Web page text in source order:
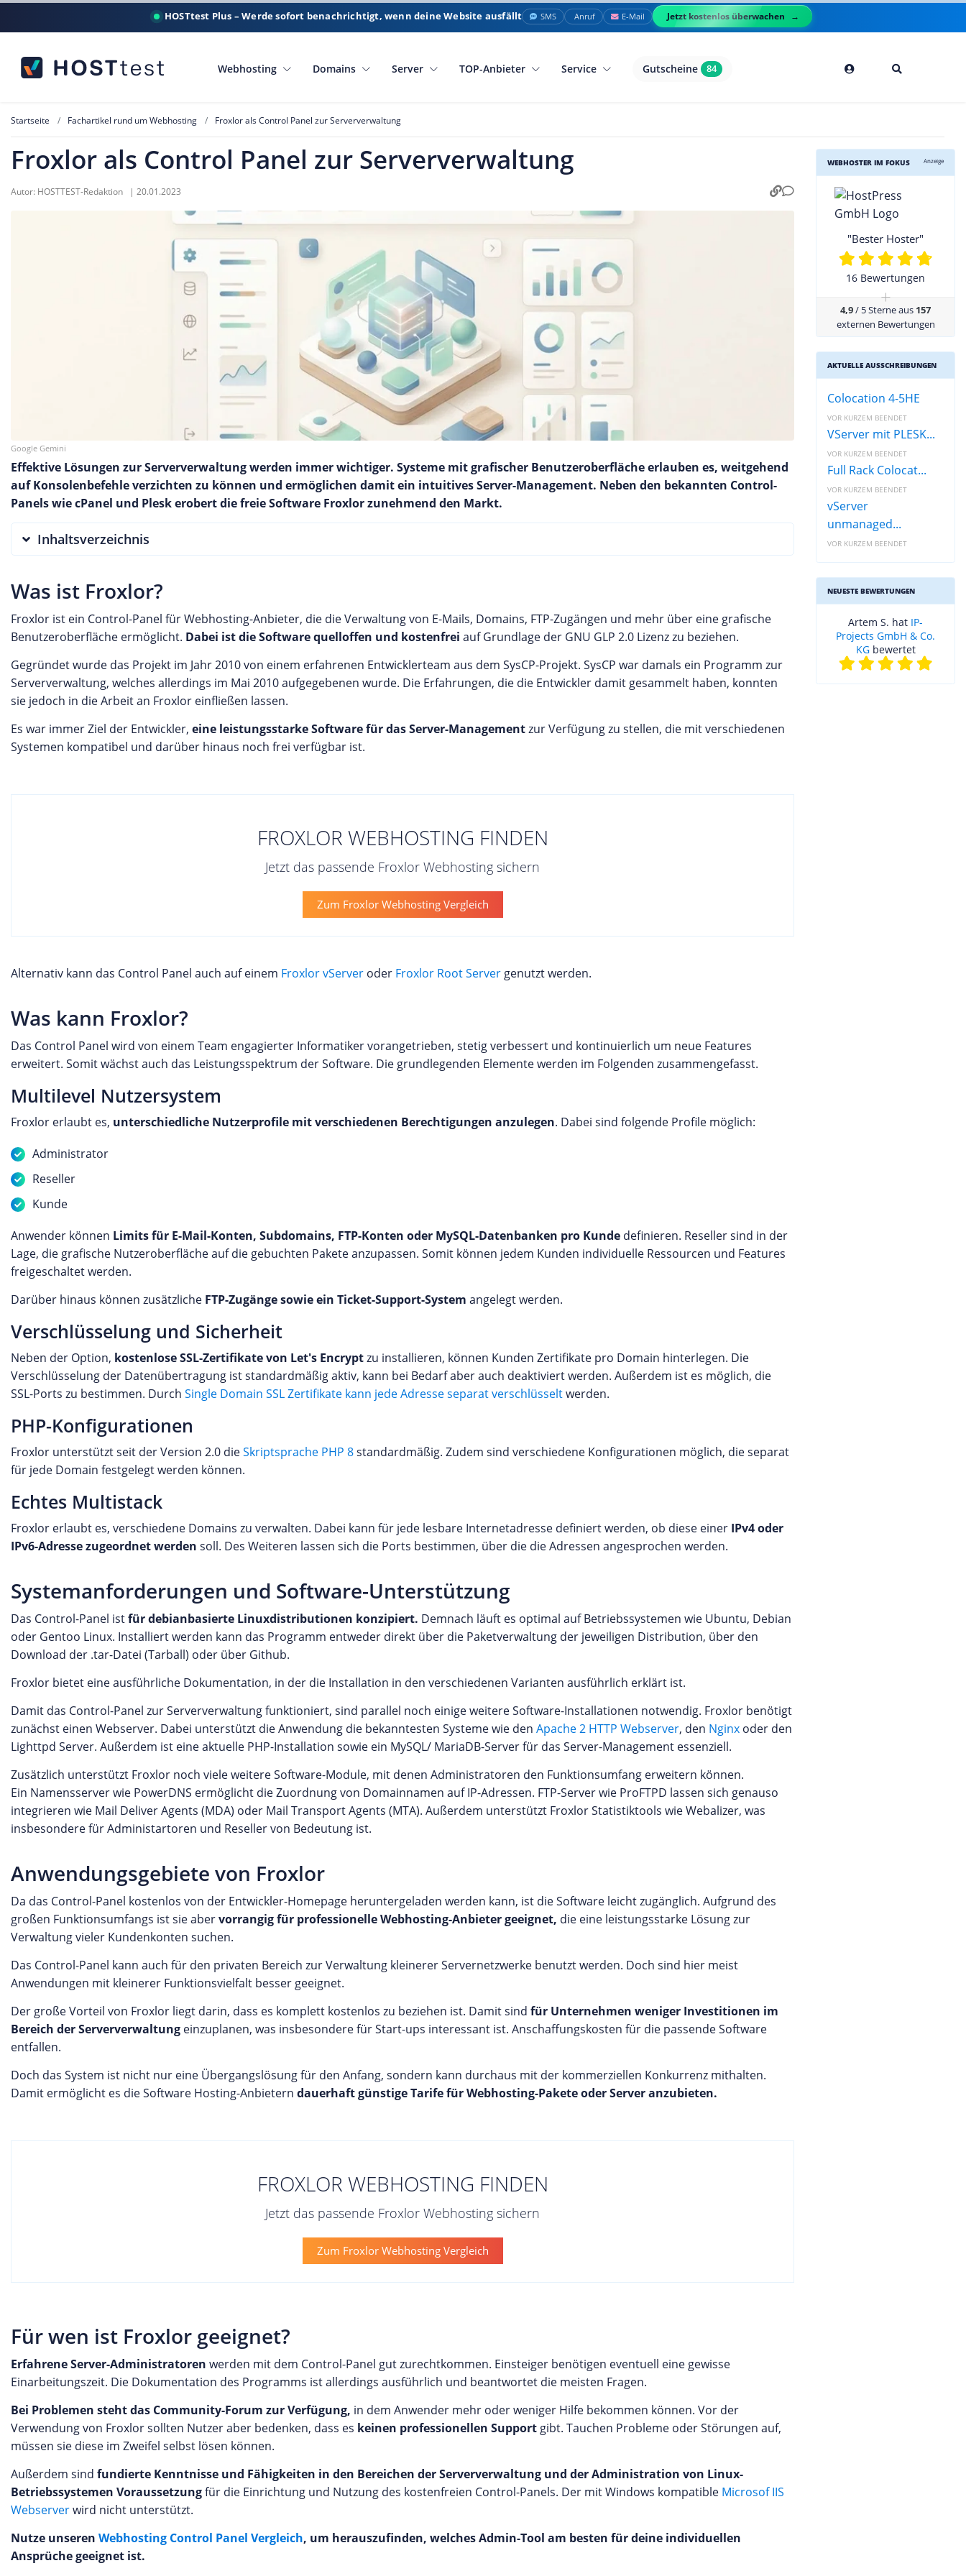
HOSTtest Plus – Werde sofort benachrichtigt, wenn deine Website ausfällt SMS Anruf E-Mail Jetzt kostenlos überwachen
Webhosting Domains Server TOP-Anbieter Service Gutscheine 84
Startseite Fachartikel rund um Webhosting Froxlor als Control Panel zur Serververwaltung
Froxlor als Control Panel zur Serververwaltung
Autor: HOSTTEST-Redaktion | 20.01.2023
Google Gemini
Effektive Lösungen zur Serververwaltung werden immer wichtiger. Systeme mit grafischer Benutzeroberfläche erlauben es, weitgehend
auf Konsolenbefehle verzichten zu können und ermöglichen damit ein intuitives Server-Management. Neben den bekannten Control-
Panels wie cPanel und Plesk erobert die freie Software Froxlor zunehmend den Markt.
Inhaltsverzeichnis
Was ist Froxlor?
Froxlor ist ein Control-Panel für Webhosting-Anbieter, die die Verwaltung von E-Mails, Domains, FTP-Zugängen und mehr über eine grafische
Benutzeroberfläche ermöglicht. Dabei ist die Software quelloffen und kostenfrei auf Grundlage der GNU GLP 2.0 Lizenz zu beziehen.
Gegründet wurde das Projekt im Jahr 2010 von einem erfahrenen Entwicklerteam aus dem SysCP-Projekt. SysCP war damals ein Programm zur
Serververwaltung, welches allerdings im Mai 2010 aufgegebenen wurde. Die Erfahrungen, die die Entwickler damit gesammelt haben, konnten
sie jedoch in die Arbeit an Froxlor einfließen lassen.
Es war immer Ziel der Entwickler, eine leistungsstarke Software für das Server-Managementzur Verfügung zu stellen, die mit verschiedenen
Systemen kompatibel und darüber hinaus noch frei verfügbar ist.
FROXLOR WEBHOSTING FINDEN
Jetzt das passende Froxlor Webhosting sichern
Zum Froxlor Webhosting Vergleich
Alternativ kann das Control Panel auch auf einem Froxlor vServer oder Froxlor Root Server genutzt werden.
Was kann Froxlor?
Das Control Panel wird von einem Team engagierter Informatiker vorangetrieben, stetig verbessert und kontinuierlich um neue Features
erweitert. Somit wächst auch das Leistungsspektrum der Software. Die grundlegenden Elemente werden im Folgenden zusammengefasst.
Multilevel Nutzersystem
Froxlor erlaubt es, unterschiedliche Nutzerprofile mit verschiedenen Berechtigungen anzulegen. Dabei sind folgende Profile möglich:
Administrator
Reseller
Kunde
Anwender können Limits für E-Mail-Konten, Subdomains, FTP-Konten oder MySQL-Datenbanken pro Kunde definieren. Reseller sind in der
Lage, die grafische Nutzeroberfläche auf die gebuchten Pakete anzupassen. Somit können jedem Kunden individuelle Ressourcen und Features
freigeschaltet werden.
Darüber hinaus können zusätzliche FTP-Zugänge sowie ein Ticket-Support-System angelegt werden.
Verschlüsselung und Sicherheit
Neben der Option, kostenlose SSL-Zertifikate von Let's Encryptzu installieren, können Kunden Zertifikate pro Domain hinterlegen. Die
Verschlüsselung der Datenübertragung ist standardmäßig aktiv, kann bei Bedarf aber auch deaktiviert werden. Außerdem ist es möglich, die
SSL-Ports zu bestimmen. Durch Single Domain SSL Zertifikate kann jede Adresse separat verschlüsseltwerden.
PHP-Konfigurationen
Froxlor unterstützt seit der Version 2.0 dieSkriptsprache PHP 8standardmäßig. Zudem sind verschiedene Konfigurationen möglich, die separat
für jede Domain festgelegt werden können.
Echtes Multistack
Froxlor erlaubt es, verschiedene Domains zu verwalten. Dabei kann für jede lesbare Internetadresse definiert werden, ob diese einer IPv4 oder
IPv6-Adresse zugeordnet werden soll. Des Weiteren lassen sich die Ports bestimmen, über die die Adressen angesprochen werden.
Systemanforderungen und Software-Unterstützung
Das Control-Panel istfür debianbasierte Linuxdistributionen konzipiert. Demnach läuft es optimal auf Betriebssystemen wie Ubuntu, Debian
oder Gentoo Linux. Installiert werden kann das Programm entweder direkt über die Paketverwaltung der jeweiligen Distribution, über den
Download der .tar-Datei (Tarball) oder über Github.
Froxlor bietet eine ausführliche Dokumentation, in der die Installation in den verschiedenen Varianten ausführlich erklärt ist.
Damit das Control-Panel zur Serververwaltung funktioniert, sind parallel noch einige weitere Software-Installationen notwendig. Froxlor benötigt
zunächst einen Webserver. Dabei unterstützt die Anwendung die bekanntesten Systeme wie den Apache 2 HTTP Webserver, den Nginx oder den
Lighttpd Server. Außerdem ist eine aktuelle PHP-Installation sowie ein MySQL/ MariaDB-Server für das Server-Management essenziell.
Zusätzlich unterstützt Froxlor noch viele weitere Software-Module, mit denen Administratoren den Funktionsumfang erweitern können.
Ein Namensserver wie PowerDNS ermöglicht die Zuordnung von Domainnamen auf IP-Adressen. FTP-Server wie ProFTPD lassen sich genauso
integrieren wie Mail Deliver Agents (MDA) oder Mail Transport Agents (MTA). Außerdem unterstützt Froxlor Statistiktools wie Webalizer, was
insbesondere für Administartoren und Reseller von Bedeutung ist.
Anwendungsgebiete von Froxlor
Da das Control-Panel kostenlos von der Entwickler-Homepage heruntergeladen werden kann, ist die Software leicht zugänglich. Aufgrund des
großen Funktionsumfangs ist sie abervorrangig für professionelle Webhosting-Anbieter geeignet, die eine leistungsstarke Lösung zur
Verwaltung vieler Kundenkonten suchen.
Das Control-Panel kann auch für den privaten Bereich zur Verwaltung kleinerer Servernetzwerke benutzt werden. Doch sind hier meist
Anwendungen mit kleinerer Funktionsvielfalt besser geeignet.
Der große Vorteil von Froxlor liegt darin, dass es komplett kostenlos zu beziehen ist. Damit sind für Unternehmen weniger Investitionen im
Bereich der Serververwaltung einzuplanen, was insbesondere für Start-ups interessant ist. Anschaffungskosten für die passende Software
entfallen.
Doch das System ist nicht nur eine Übergangslösung für den Anfang, sondern kann durchaus mit der kommerziellen Konkurrenz mithalten.
Damit ermöglicht es die Software Hosting-Anbietern dauerhaft günstige Tarife für Webhosting-Pakete oder Server anzubieten.
FROXLOR WEBHOSTING FINDEN
Jetzt das passende Froxlor Webhosting sichern
Zum Froxlor Webhosting Vergleich
Für wen ist Froxlor geeignet?
Erfahrene Server-Administratoren werden mit dem Control-Panel gut zurechtkommen. Einsteiger benötigen eventuell eine gewisse
Einarbeitungszeit. Die Dokumentation des Programms ist allerdings ausführlich und beantwortet die meisten Fragen.
Bei Problemen steht das Community-Forum zur Verfügung, in dem Anwender mehr oder weniger Hilfe bekommen können. Vor der
Verwendung von Froxlor sollten Nutzer aber bedenken, dass es keinen professionellen Support gibt. Tauchen Probleme oder Störungen auf,
müssen sie diese im Zweifel selbst lösen können.
Außerdem sind fundierte Kenntnisse und Fähigkeiten in den Bereichen der Serververwaltung und der Administration von Linux-
Betriebssystemen Voraussetzungfür die Einrichtung und Nutzung des kostenfreien Control-Panels. Der mit Windows kompatible Microsof IIS
Webserverwird nicht unterstützt.
Nutze unseren Webhosting Control Panel Vergleich, um herauszufinden, welches Admin-Tool am besten für deine individuellen
Ansprüche geeignet ist.
WEBHOSTER IM FOKUS Anzeige
"Bester Hoster"
16 Bewertungen
+
4,9/ 5 Sterne aus 157
externen Bewertungen
AKTUELLE AUSSCHREIBUNGEN
Colocation 4-5HE
VOR KURZEM BEENDET
VServer mit PLESK...
VOR KURZEM BEENDET
Full Rack Colocat...
VOR KURZEM BEENDET
vServer
unmanaged...
VOR KURZEM BEENDET
NEUESTE BEWERTUNGEN
Artem S. hat IP-
Projects GmbH & Co.
KGbewertet